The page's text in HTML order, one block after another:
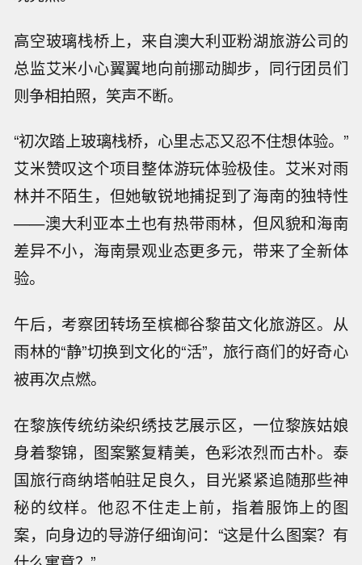
高空玻璃栈桥上，来自澳大利亚粉湖旅游公司的
总监艾米小心翼翼地向前挪动脚步，同行团员们
则争相拍照，笑声不断。
“初次踏上玻璃栈桥，心里忐忑又忍不住想体验。”
艾米赞叹这个项目整体游玩体验极佳。艾米对雨
林并不陌生，但她敏锐地捕捉到了海南的独特性
——澳大利亚本土也有热带雨林，但风貌和海南
差异不小，海南景观业态更多元，带来了全新体
验。
午后，考察团转场至槟榔谷黎苗文化旅游区。从
雨林的“静”切换到文化的“活”，旅行商们的好奇心
被再次点燃。
在黎族传统纺染织绣技艺展示区，一位黎族姑娘
身着黎锦，图案繁复精美，色彩浓烈而古朴。泰
国旅行商纳塔帕驻足良久，目光紧紧追随那些神
秘的纹样。他忍不住走上前，指着服饰上的图
案，向身边的导游仔细询问：“这是什么图案？有